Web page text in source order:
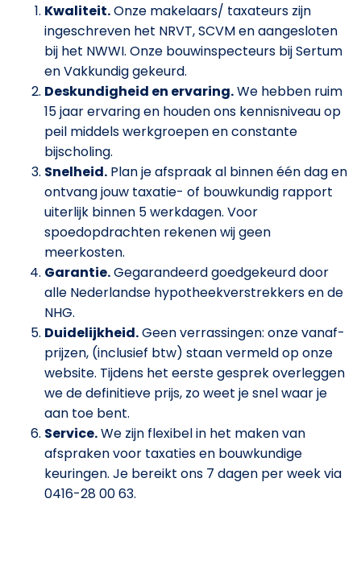
Kwaliteit.Onze makelaars/ taxateurs zijn
ingeschreven het NRVT, SCVM en aangesloten
bij het NWWI. Onze bouwinspecteurs bij Sertum
en Vakkundig gekeurd.
Deskundigheid en ervaring.We hebben ruim
15 jaar ervaring en houden ons kennisniveau op
peil middels werkgroepen en constante
bijscholing.
Snelheid. Plan je afspraak al binnen één dag en
ontvang jouw taxatie- of bouwkundig rapport
uiterlijk binnen 5 werkdagen. Voor
spoedopdrachten rekenen wij geen
meerkosten.
Garantie.Gegarandeerd goedgekeurd door
alle Nederlandse hypotheekverstrekkers en de
NHG.
Duidelijkheid.Geen verrassingen: onze vanaf-
prijzen, (inclusief btw) staan vermeld op onze
website. Tijdens het eerste gesprek overleggen
we de definitieve prijs, zo weet je snel waar je
aan toe bent.
Service.We zijn flexibel in het maken van
afspraken voor taxaties en bouwkundige
keuringen. Je bereikt ons 7 dagen per week via
0416-28 00 63.